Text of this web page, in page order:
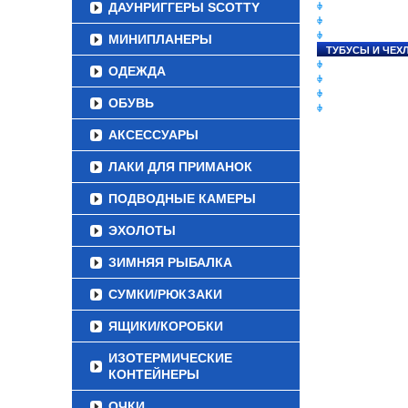
ДАУНРИГГЕРЫ SCOTTY
МИНИПЛАНЕРЫ
ОДЕЖДА
ОБУВЬ
АКСЕССУАРЫ
ЛАКИ ДЛЯ ПРИМАНОК
ПОДВОДНЫЕ КАМЕРЫ
ЭХОЛОТЫ
ЗИМНЯЯ РЫБАЛКА
СУМКИ/РЮКЗАКИ
ЯЩИКИ/КОРОБКИ
ИЗОТЕРМИЧЕСКИЕ
КОНТЕЙНЕРЫ
ТУБУСЫ И